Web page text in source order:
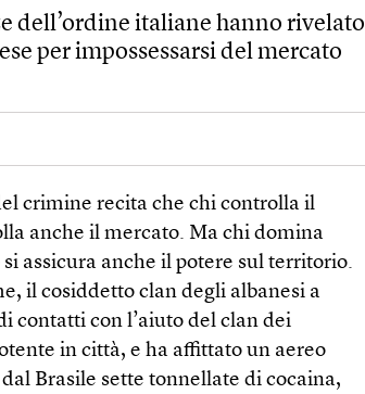
dell’ordine italiane hanno rivelato
per impossessarsi del mercato
crimine recita che chi controlla il
anche il mercato. Ma chi domina
assicura anche il potere sul territorio.
il cosiddetto clan degli albanesi a
contatti con l’aiuto del clan dei
in città, e ha affittato un aereo
Brasile sette tonnellate di cocaina,